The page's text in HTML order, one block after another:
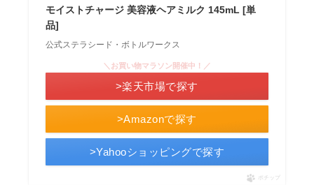
モイストチャージ 美容液ヘアミルク 145mL [単
品]
公式ステラシード・ボトルワークス
>Amazonで探す
＼お買い物マラソン開催中！／
>楽天市場で探す
>Yahooショッピングで探す
ポチップ